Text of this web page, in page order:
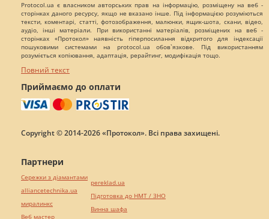
Protocol.ua є власником авторських прав на інформацію, розміщену на веб -
сторінках даного ресурсу, якщо не вказано інше. Під інформацією розуміються
тексти, коментарі, статті, фотозображення, малюнки, ящик-шота, скани, відео,
аудіо, інші матеріали. При використанні матеріалів, розміщених на веб -
сторінках «Протокол» наявність гіперпосилання відкритого для індексації
пошуковими системами на protocol.ua обов`язкове. Під використанням
розуміється копіювання, адаптація, рерайтинг, модифікація тощо.
Повний текст
Приймаємо до оплати
Copyright © 2014-2026 «Протокол». Всі права захищені.
Партнери
Сережки з діамантами
alliancetechnika.ua
миралинкс
Веб мастер
pereklad.ua
Підготовка до НМТ / ЗНО
Винна шафа